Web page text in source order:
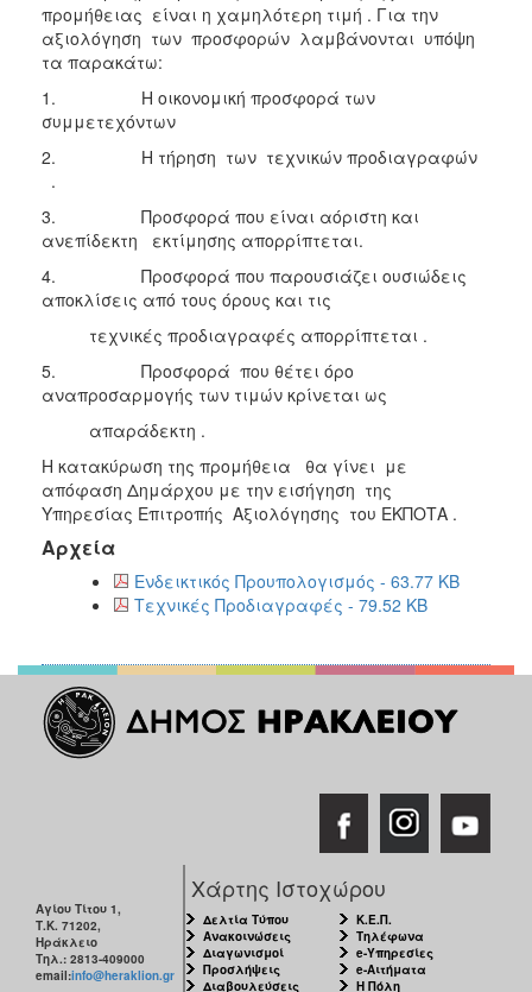
προμήθειας είναι η χαμηλότερη τιμή . Για την
αξιολόγηση των προσφορών λαμβάνονται υπόψη
τα παρακάτω:
1. Η οικονομική προσφορά των
συμμετεχόντων
2. Η τήρηση των τεχνικών προδιαγραφών
.
3. Προσφορά που είναι αόριστη και
ανεπίδεκτη εκτίμησης απορρίπτεται.
4. Προσφορά που παρουσιάζει ουσιώδεις
αποκλίσεις από τους όρους και τις
τεχνικές προδιαγραφές απορρίπτεται .
5. Προσφορά που θέτει όρο
αναπροσαρμογής των τιμών κρίνεται ως
απαράδεκτη .
Η κατακύρωση της προμήθεια θα γίνει με
απόφαση Δημάρχου με την εισήγηση της
Υπηρεσίας Επιτροπής Αξιολόγησης του ΕΚΠΟΤΑ .
Αρχεία
Ενδεικτικός Προυπολογισμός - 63.77 KB
Τεχνικές Προδιαγραφές - 79.52 KB
Αγίου Τίτου 1,
Τ.Κ. 71202,
Ηράκλειο
Τηλ.: 2813-409000
email:info@heraklion.gr
Χάρτης Ιστοχώρου
Δελτία Τύπου
Ανακοινώσεις
Διαγωνισμοί
Προσλήψεις
Διαβουλεύσεις
Κ.Ε.Π.
Τηλέφωνα
e-Υπηρεσίες
e-Αιτήματα
Η Πόλη